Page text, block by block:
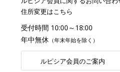
住所変更はこちら
受付時間 10:00～18:00
年中無休 （年末年始を除く）
ルピシア会員のご案内